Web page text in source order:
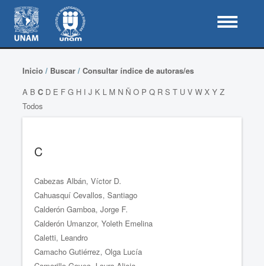
Inicio/ Buscar/ Consultar índice de autoras/es
A B C D E F G H I J K L M N Ñ O P Q R S T U V W X Y Z
Todos
C
Cabezas Albán, Víctor D.
Cahuasquí Cevallos, Santiago
Calderón Gamboa, Jorge F.
Calderón Umanzor, Yoleth Emelina
Caletti, Leandro
Camacho Gutiérrez, Olga Lucía